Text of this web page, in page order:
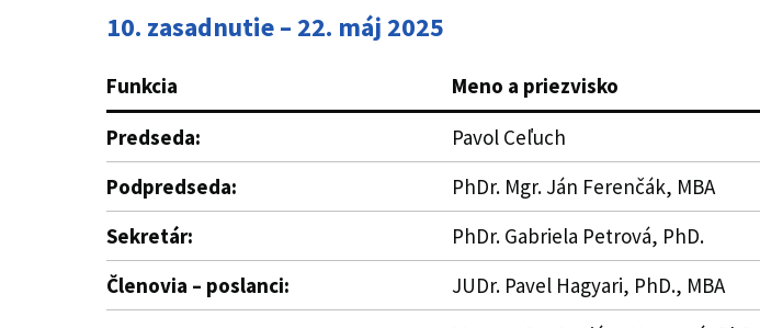
10. zasadnutie – 22. máj 2025
Funkcia Meno a priezvisko
Predseda:
Pavol Ceľuch
Podpredseda:
PhDr. Mgr. Ján Ferenčák, MBA
Sekretár:
PhDr. Gabriela Petrová, PhD.
Členovia – poslanci:
JUDr. Pavel Hagyari, PhD., MBA